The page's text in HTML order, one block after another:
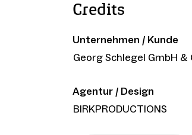
Credits
Unternehmen / Kunde
Georg Schlegel GmbH &
Agentur / Design
BIRKPRODUCTIONS